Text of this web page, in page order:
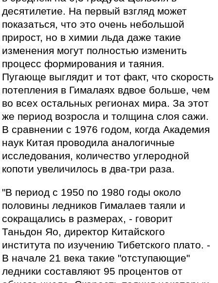
десятилетие. На первый взгляд может
показаться, что это очень небольшой
прирост, но в химии льда даже такие
изменения могут полностью изменить
процесс формирования и таяния.
Пугающе выглядит и тот факт, что скорость
потепления в Гималаях вдвое больше, чем
во всех остальных регионах мира. За этот
же период возросла и толщина слоя сажи.
В сравнении с 1976 годом, когда Академия
наук Китая проводила аналогичные
исследования, количество углеродной
копоти увеличилось в два-три раза.
"В период с 1950 по 1980 годы около
половины ледников Гималаев таяли и
сокращались в размерах, - говорит
Таньдон Яо, директор Китайского
института по изучению Тибетского плато. -
В начале 21 века такие "отступающие"
ледники составляют 95 процентов от